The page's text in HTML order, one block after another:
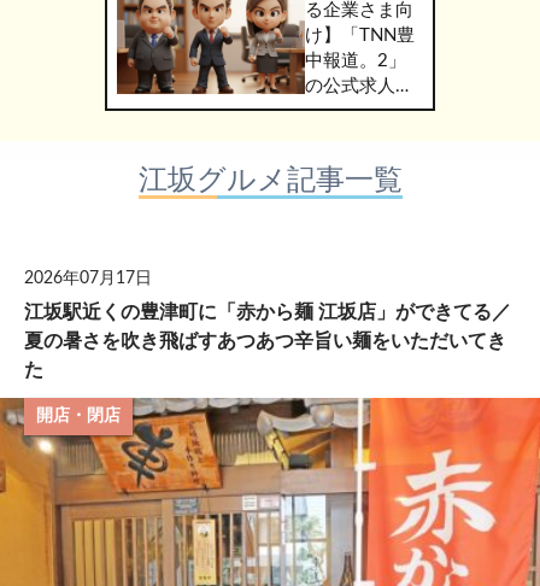
る企業さま向
け】「TNN豊
中報道。2」
の公式求人情
報サービス
WORK」のご
掲載につきま
江坂グルメ記事一覧
2026年07月17日
江坂駅近くの豊津町に「赤から麺 江坂店」ができてる／
夏の暑さを吹き飛ばすあつあつ辛旨い麺をいただいてき
た
開店・閉店